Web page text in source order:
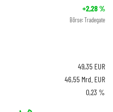
+2,28%
Börse: Tradegate
49,35 EUR
46,55 Mrd. EUR
0,23 %